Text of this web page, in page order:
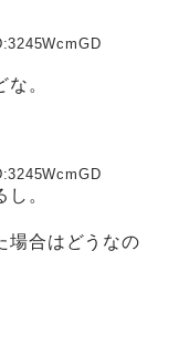
3245WcmGD
。
3245WcmGD
。
場合はどうなの